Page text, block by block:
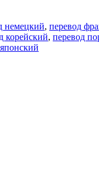
немецкий, перевод
корейский, перевод